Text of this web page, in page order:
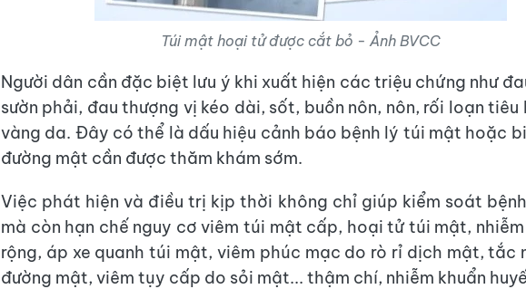
Túi mật hoại tử được cắt bỏ - Ảnh BVCC
Người dân cần đặc biệt lưu ý khi xuất hiện các triệu chứng như
sườn phải, đau thượng vị kéo dài, sốt, buồn nôn, nôn, rối loạn
vàng da. Đây có thể là dấu hiệu cảnh báo bệnh lý túi mật hoặc
đường mật cần được thăm khám sớm.
Việc phát hiện và điều trị kịp thời không chỉ giúp kiểm soát
mà còn hạn chế nguy cơ viêm túi mật cấp, hoại tử túi mật,
rộng, áp xe quanh túi mật, viêm phúc mạc do rò rỉ dịch mật, tắc
đường mật, viêm tụy cấp do sỏi mật... thậm chí, nhiễm khuẩn